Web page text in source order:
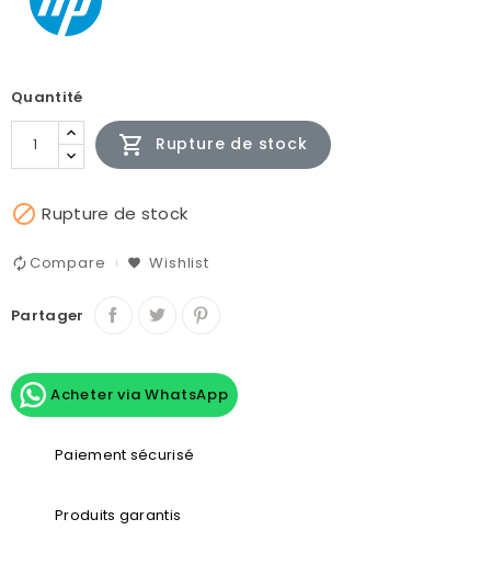
Quantité
 Rupture de stock
 Rupture de stock
Compare Wishlist
Partager
Acheter via WhatsApp
Paiement sécurisé
Produits garantis